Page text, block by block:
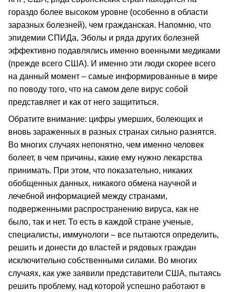
гораздо более высоком уровне (особенно в области
заразных болезней), чем гражданская. Напомню, что
эпидемии СПИДа, Эболы и ряда других болезней
эффективно подавлялись именно военными медиками
(прежде всего США). И именно эти люди скорее всего
на данный момент – самые информированные в мире
по поводу того, что на самом деле вирус собой
представляет и как от него защититься.
Обратите внимание: цифры умерших, болеющих и
вновь зараженных в разных странах сильно разнятся.
Во многих случаях непонятно, чем именно человек
болеет, в чем причины, какие ему нужно лекарства
принимать. При этом, что показательно, никаких
обобщенных данных, никакого обмена научной и
лечебной информацией между странами,
подверженными распространению вируса, как не
было, так и нет. То есть в каждой стране ученые,
специалисты, иммунологи – все пытаются определить,
решить и донести до властей и рядовых граждан
исключительно собственными силами. Во многих
случаях, как уже заявили представители США, пытаясь
решить проблему, над которой успешно работают в